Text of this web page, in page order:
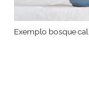
Exemplo bosque